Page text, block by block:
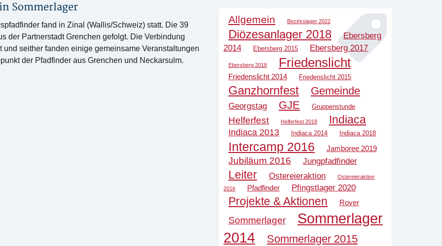
Sommerlager
fand in Zinal (Wallis/Schweiz) statt. Die 39
der Partnerstadt Grenchen gefolgt. Die Verbindung
seither fanden einige gemeinsame Veranstaltungen
der Pfadfinder aus Grenchen und Neckarsulm.
Allgemein Bezirkslager 2022
Diözesanlager 2018
Ebersberg
2014
Ebersberg 2015 Ebersberg 2017
Ebersberg 2018 Friedenslicht
Friedenslicht 2014 Friedenslicht 2015
Ganzhornfest Gemeinde
Georgstag GJE Gruppenstunde
Helferfest Helferfest 2018 Indiaca
Indiaca 2013 Indiaca 2014 Indiaca 2018
Intercamp 2016 Jamboree 2019
Jubiläum 2016 Jungpfadfinder
Leiter Ostereieraktion
Ostereieraktion
2016
Pfadfinder Pfingstlager 2020
Projekte & Aktionen Rover
Sommerlager
Sommerlager
2014
Sommerlager 2015